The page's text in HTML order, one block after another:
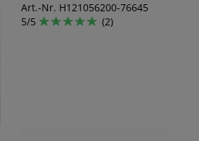
Art.-Nr. H121056200-76645
5/5
(2)